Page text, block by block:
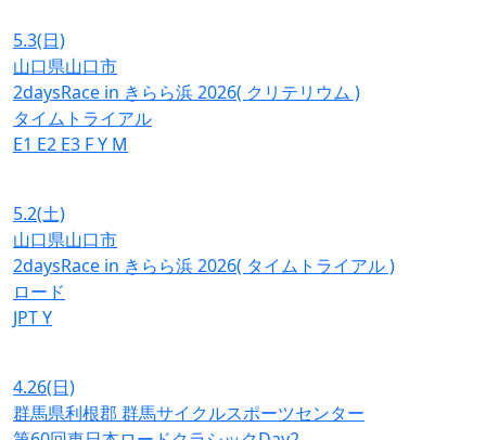
5.3(日)
山口県山口市
2daysRace in きらら浜 2026( クリテリウム )
タイムトライアル
E1 E2 E3 FY M
5.2(土)
山口県山口市
2daysRace in きらら浜 2026( タイムトライアル )
ロード
JPTY
4.26(日)
群馬県利根郡 群馬サイクルスポーツセンター